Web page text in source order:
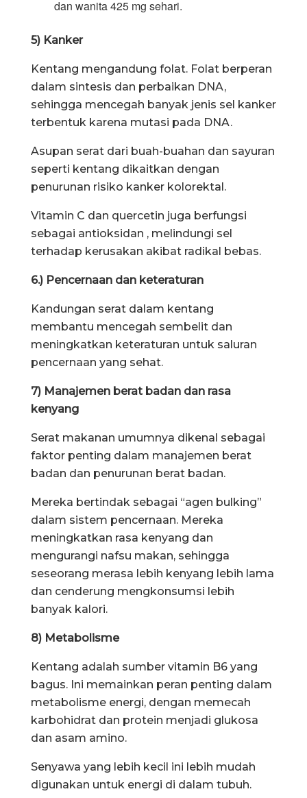
dan wanita 425 mg sehari.
5) Kanker
Kentang mengandung folat. Folat berperan
dalam sintesis dan perbaikan DNA,
sehingga mencegah banyak jenis sel kanker
terbentuk karena mutasi pada DNA.
Asupan serat dari buah-buahan dan sayuran
seperti kentang dikaitkan dengan
penurunan risiko kanker kolorektal.
Vitamin C dan quercetin juga berfungsi
sebagai antioksidan , melindungi sel
terhadap kerusakan akibat radikal bebas.
6.) Pencernaan dan keteraturan
Kandungan serat dalam kentang
membantu mencegah sembelit dan
meningkatkan keteraturan untuk saluran
pencernaan yang sehat.
7) Manajemen berat badan dan rasa
kenyang
Serat makanan umumnya dikenal sebagai
faktor penting dalam manajemen berat
badan dan penurunan berat badan.
Mereka bertindak sebagai “agen bulking”
dalam sistem pencernaan. Mereka
meningkatkan rasa kenyang dan
mengurangi nafsu makan, sehingga
seseorang merasa lebih kenyang lebih lama
dan cenderung mengkonsumsi lebih
banyak kalori.
8) Metabolisme
Kentang adalah sumber vitamin B6 yang
bagus. Ini memainkan peran penting dalam
metabolisme energi, dengan memecah
karbohidrat dan protein menjadi glukosa
dan asam amino.
Senyawa yang lebih kecil ini lebih mudah
digunakan untuk energi di dalam tubuh.